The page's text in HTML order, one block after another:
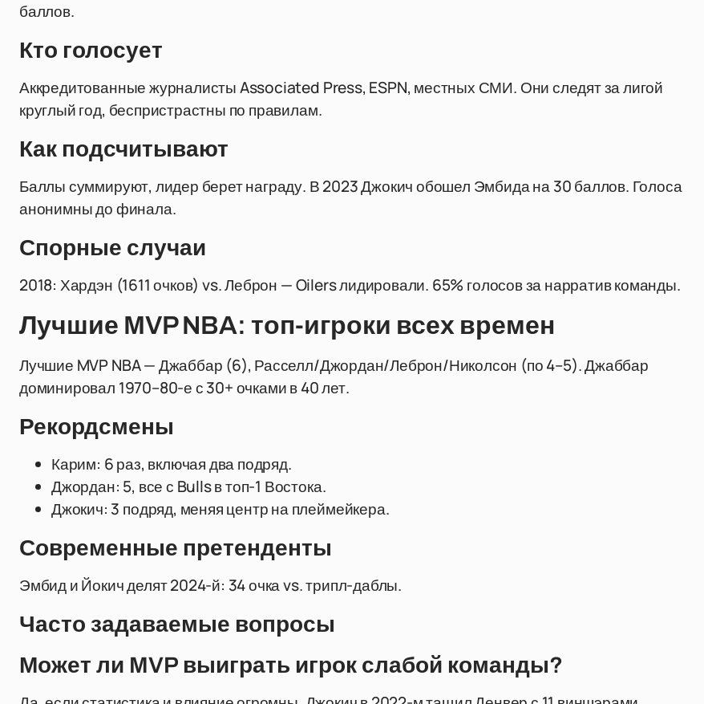
баллов.
Кто голосует
Аккредитованные журналисты Associated Press, ESPN, местных СМИ. Они следят за лигой
круглый год, беспристрастны по правилам.
Как подсчитывают
Баллы суммируют, лидер берет награду. В 2023 Джокич обошел Эмбида на 30 баллов. Голоса
анонимны до финала.
Спорные случаи
2018: Хардэн (1611 очков) vs. Леброн — Oilers лидировали. 65% голосов за нарратив команды.
Лучшие MVP NBA: топ-игроки всех времен
Лучшие MVP NBA — Джаббар (6), Расселл/Джордан/Леброн/Николсон (по 4–5). Джаббар
доминировал 1970–80-е с 30+ очками в 40 лет.
Рекордсмены
Карим: 6 раз, включая два подряд.
Джордан: 5, все с Bulls в топ-1 Востока.
Джокич: 3 подряд, меняя центр на плеймейкера.
Современные претенденты
Эмбид и Йокич делят 2024-й: 34 очка vs. трипл-даблы.
Часто задаваемые вопросы
Может ли MVP выиграть игрок слабой команды?